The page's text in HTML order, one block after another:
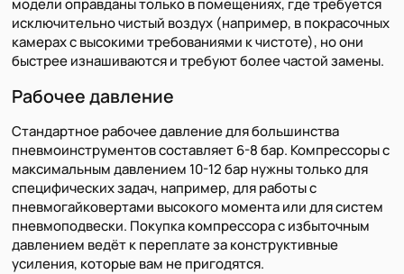
исключительно чистый воздух (например, в покрасочных
камерах с высокими требованиями к чистоте), но они
быстрее изнашиваются и требуют более частой замены.
Рабочее давление
Стандартное рабочее давление для большинства
пневмоинструментов составляет 6-8 бар. Компрессоры с
максимальным давлением 10-12 бар нужны только для
специфических задач, например, для работы с
пневмогайковертами высокого момента или для систем
пневмоподвески. Покупка компрессора с избыточным
давлением ведёт к переплате за конструктивные
усиления, которые вам не пригодятся.